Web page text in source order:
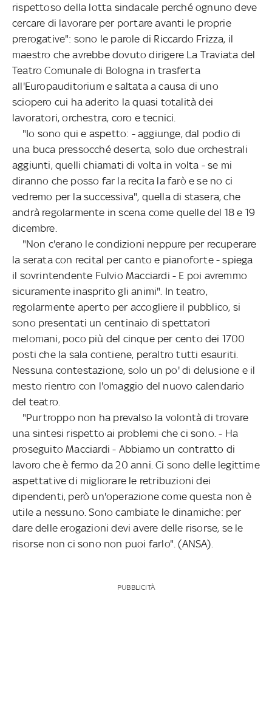
rispettoso della lotta sindacale perché ognuno deve
cercare di lavorare per portare avanti le proprie
prerogative": sono le parole di Riccardo Frizza, il
maestro che avrebbe dovuto dirigere La Traviata del
Teatro Comunale di Bologna in trasferta
all'Europauditorium e saltata a causa di uno
sciopero cui ha aderito la quasi totalità dei
lavoratori, orchestra, coro e tecnici.
"Io sono qui e aspetto: - aggiunge, dal podio di
una buca pressocché deserta, solo due orchestrali
aggiunti, quelli chiamati di volta in volta - se mi
diranno che posso far la recita la farò e se no ci
vedremo per la successiva", quella di stasera, che
andrà regolarmente in scena come quelle del 18 e 19
dicembre.
"Non c'erano le condizioni neppure per recuperare
la serata con recital per canto e pianoforte - spiega
il sovrintendente Fulvio Macciardi - E poi avremmo
sicuramente inasprito gli animi". In teatro,
regolarmente aperto per accogliere il pubblico, si
sono presentati un centinaio di spettatori
melomani, poco più del cinque per cento dei 1700
posti che la sala contiene, peraltro tutti esauriti.
Nessuna contestazione, solo un po' di delusione e il
mesto rientro con l'omaggio del nuovo calendario
del teatro.
"Purtroppo non ha prevalso la volontà di trovare
una sintesi rispetto ai problemi che ci sono. - Ha
proseguito Macciardi - Abbiamo un contratto di
lavoro che è fermo da 20 anni. Ci sono delle legittime
aspettative di migliorare le retribuzioni dei
dipendenti, però un'operazione come questa non è
utile a nessuno. Sono cambiate le dinamiche: per
dare delle erogazioni devi avere delle risorse, se le
risorse non ci sono non puoi farlo". (ANSA).
PUBBLICITÀ